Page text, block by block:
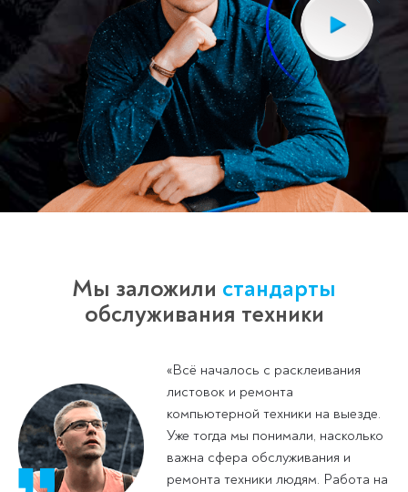
Мы заложили стандарты
обслуживания техники
«Всё началось с расклеивания
листовок и ремонта
компьютерной техники на выезде.
Уже тогда мы понимали, насколько
важна сфера обслуживания и
ремонта техники людям. Работа на